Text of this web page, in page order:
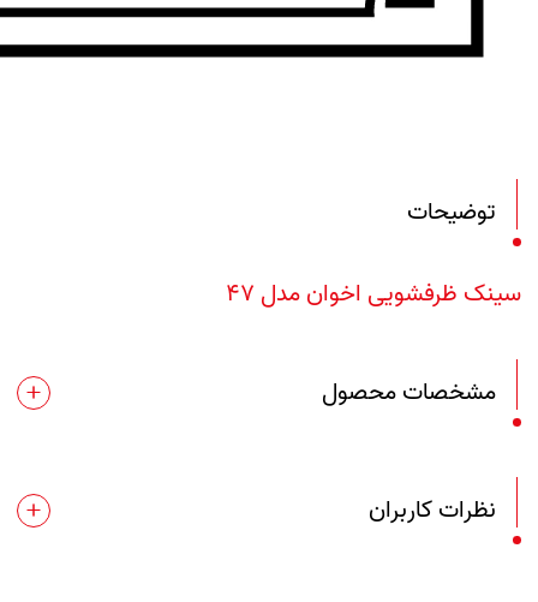
توضیحات
سینک ظرفشویی اخوان مدل 47
مشخصات محصول
نظرات کاربران